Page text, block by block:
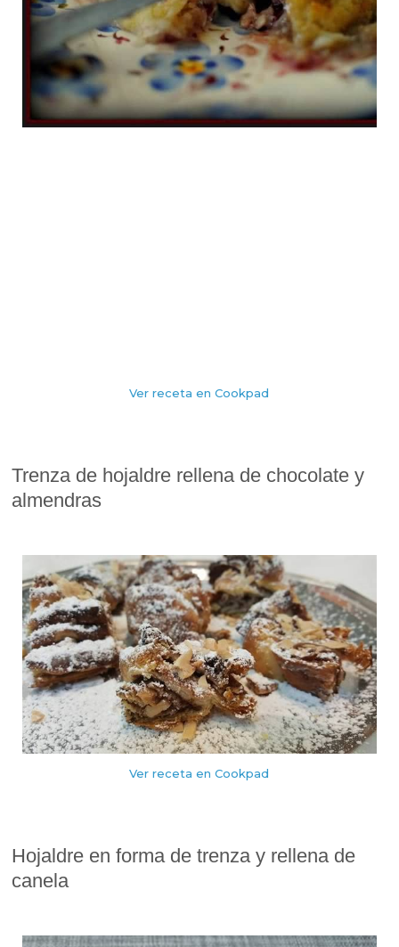
Ver receta en Cookpad
Trenza de hojaldre rellena de chocolate y
almendras
Ver receta en Cookpad
Hojaldre en forma de trenza y rellena de
canela